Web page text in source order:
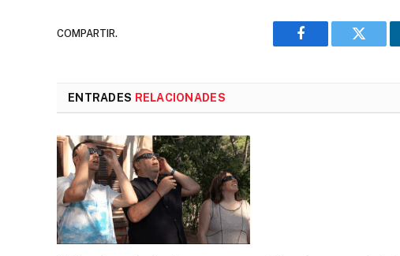
COMPARTIR.
Facebook Twitter
ENTRADES RELACIONADES